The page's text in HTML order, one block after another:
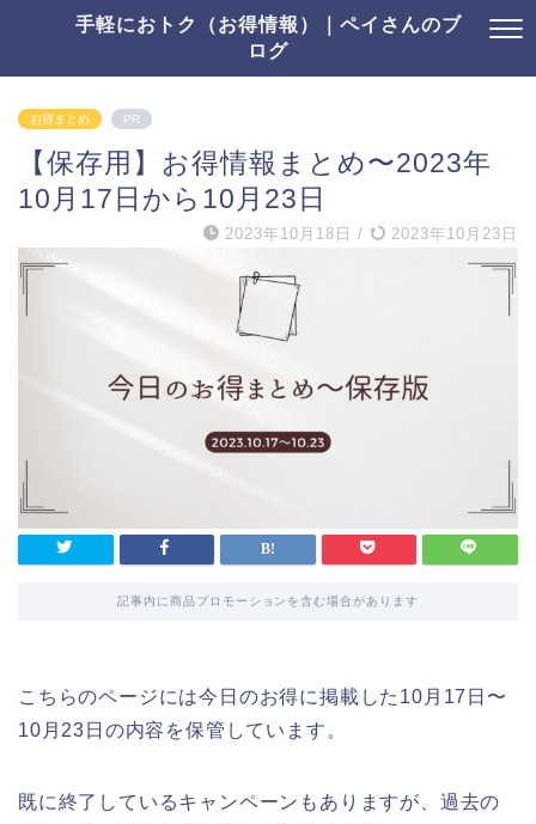
手軽におトク（お得情報）｜ペイさんのブ
ログ
お得まとめ PR
【保存用】お得情報まとめ〜2023年
10月17日から10月23日
2023年10月18日 / 2023年10月23日
記事内に商品プロモーションを含む場合があります
こちらのページには今日のお得に掲載した10月17日〜
10月23日の内容を保管しています。
既に終了しているキャンペーンもありますが、過去の